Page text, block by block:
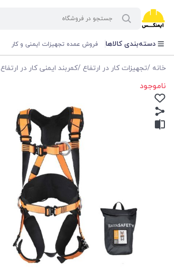
دسته‌بندی کالاها فروش عمده تجهیزات ایمنی و کار
خانه /تجهیزات کار در ارتفاع /کمربند ایمنی کار در ارتفاع
ناموجود